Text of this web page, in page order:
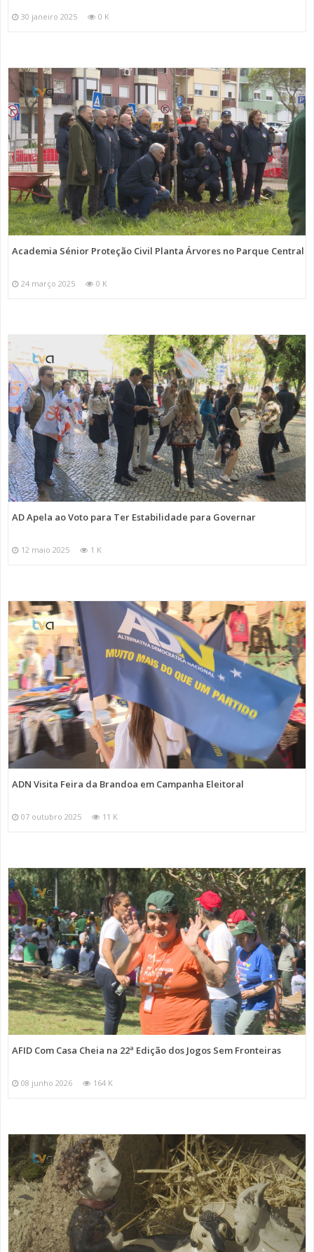
30 janeiro 2025 0 K
Academia Sénior Proteção Civil Planta Árvores no Parque Central
24 março 2025 0 K
AD Apela ao Voto para Ter Estabilidade para Governar
12 maio 2025 1 K
ADN Visita Feira da Brandoa em Campanha Eleitoral
07 outubro 2025 11 K
AFID Com Casa Cheia na 22ª Edição dos Jogos Sem Fronteiras
08 junho 2026 164 K